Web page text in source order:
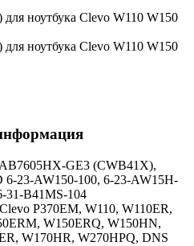
GE3 (CWB41X),
6-23-AW150-100, 6-23-AW15H-
31-B41MS-104
P370EM, W110, W110ER,
W150ERQ, W150HN,
W170HR, W270HPQ, DNS